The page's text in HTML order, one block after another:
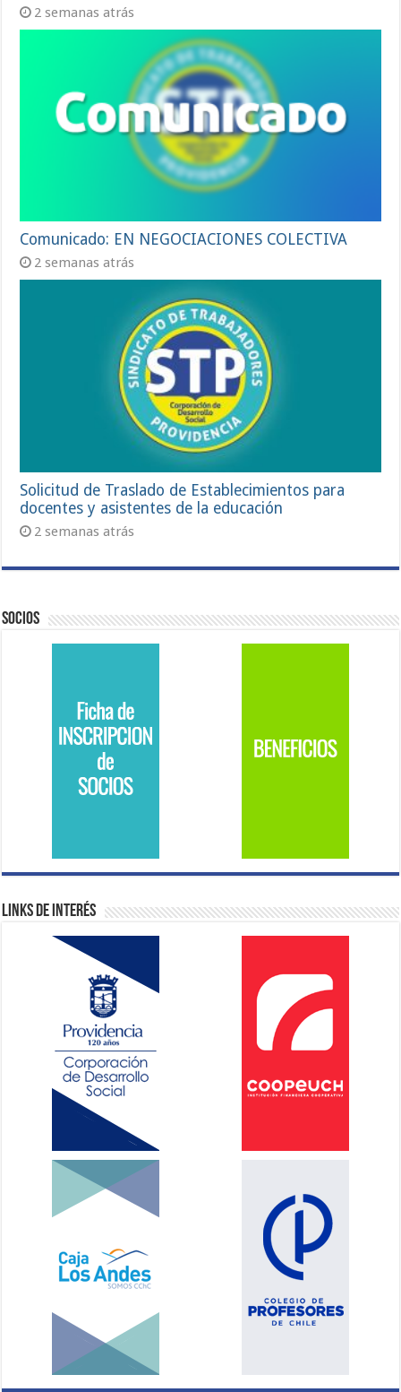
2 semanas atrás
Comunicado: EN NEGOCIACIONES COLECTIVA
2 semanas atrás
Solicitud de Traslado de Establecimientos para
docentes y asistentes de la educación
2 semanas atrás
Socios
Links de Interés